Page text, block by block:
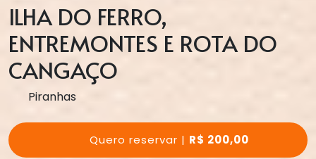
ILHA DO FERRO,
ENTREMONTES E ROTA DO
CANGAÇO
Piranhas
Quero reservar | R$ 200,00